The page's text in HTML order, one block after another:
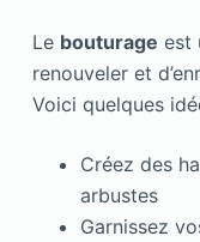
Le bouturage est
renouveler et
Voici quelques
Créez des
arbustes
Garnissez